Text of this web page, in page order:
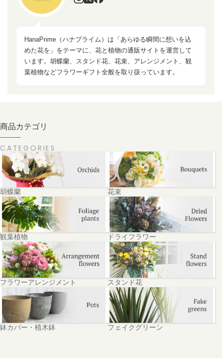
HanaPrime（ハナプライム）は「あらゆる瞬間に想いを込
めた花を」をテーマに、花と植物の通販サイトを運営して
います。胡蝶蘭、スタンド花、花束、アレンジメント、観
葉植物などフラワーギフト全般を取り扱っています。
商品カテゴリ
CATEGORIES
胡蝶蘭 花束
観葉植物 ドライフラワー
フラワーアレンジメント スタンド花
鉢カバー・植木鉢 フェイクグリーン